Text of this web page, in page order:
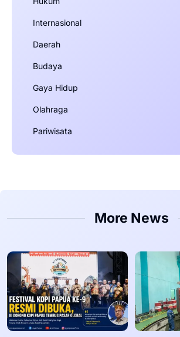
Internasional
Daerah
Budaya
Gaya Hidup
Olahraga
Pariwisata
More News